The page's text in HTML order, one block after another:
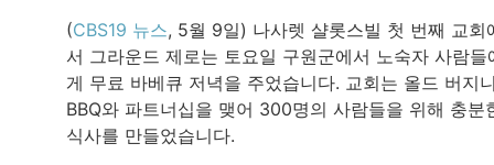
(CBS19 뉴스, 5월 9일) 나사렛 샬롯스빌 첫 번째 교회
서 그라운드 제로는 토요일 구원군에서 노숙자 사람들
게 무료 바베큐 저녁을 주었습니다. 교회는 올드 버지
BBQ와 파트너십을 맺어 300명의 사람들을 위해 충분
식사를 만들었습니다.